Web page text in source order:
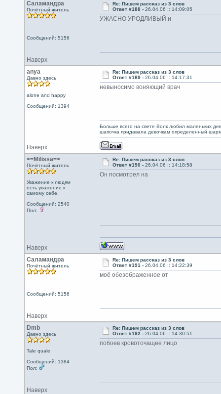
Саламандра
Почётный житель
Сообщений: 5156
Re: Пишем рассказ из 3 слов
Ответ #188 - 26.04.06 :: 14:09:05
УЖАСНО УРОДЛИВЫЙ и
Наверх
anya
Давно здесь
alone and happy
Сообщений: 1394
Re: Пишем рассказ из 3 слов
Ответ #189 - 26.04.06 :: 14:17:31
невыносимо воняющий врач
Наверх
Больше всего на свете Волк любил маленьких
шапочка придавала девочкам определенный
<=Milissa=>
Почётный житель
Уважение к людям
есть уважение к
самому себе.
Сообщений: 2540
Пол:
Re: Пишем рассказ из 3 слов
Ответ #190 - 26.04.06 :: 14:18:58
Он посмотрел на
Наверх
Саламандра
Почётный житель
Сообщений: 5156
Re: Пишем рассказ из 3 слов
Ответ #191 - 26.04.06 :: 14:22:39
моё обезображенное от
Наверх
Dmb
Давно здесь
Tale quale
Сообщений: 1384
Пол:
Re: Пишем рассказ из 3 слов
Ответ #192 - 26.04.06 :: 14:30:51
побоев кровоточащее лицо
Наверх